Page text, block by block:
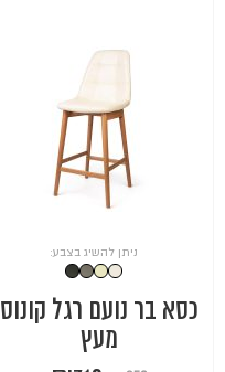
ניתן להשיג בצבע:
כסא בר נועם רגל קונוס
מעץ